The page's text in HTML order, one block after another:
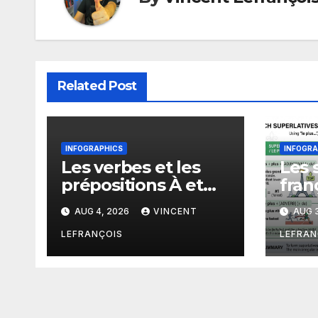
Related Post
INFOGRAPHICS
Les verbes et les
prépositions À et
De en français
AUG 4, 2026 VINCENT
LEFRANÇOIS
Les
AUG